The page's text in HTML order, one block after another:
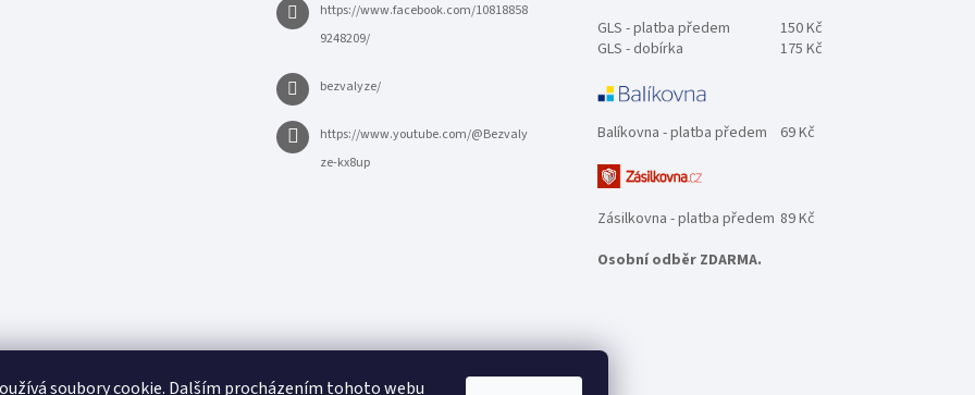
soubory cookie. Dalším procházením tohoto webu
https://www.facebook.com/10818858
9248209/
bezvalyze/
https://www.youtube.com/@Bezvaly
ze-kx8up
GLS - platba předem
150 Kč
GLS - dobírka
175 Kč
Balíkovna - platba předem 69 Kč
Zásilkovna - platba předem 89 Kč
Osobní odběr ZDARMA.